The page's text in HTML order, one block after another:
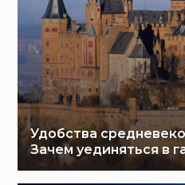
Удобства
Зачем уединяться в